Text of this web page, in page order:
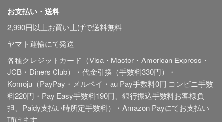
お支払い・送料
2,990円以上お買い上げで送料無料
ヤマト運輸にて発送
各種クレジットカード（Visa・Master・American Express・
JCB・Diners Club）・代金引換（手数料330円）・
Komoju（PayPay・メルペイ・au Pay手数料0円 コンビニ手数
料220円・Pay Easy手数料190円、銀行振込手数料お客様負
担、Paidy支払い時所定手数料）・Amazon Payにてお支払い
頂けます